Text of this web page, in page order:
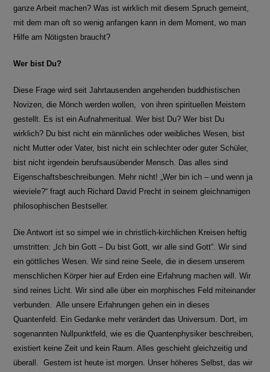
ganze Arbeit machen? Was ist wirklich mit diesem Spruch gemeint,
mit dem man oft so wenig anfangen kann in dem Moment, wo man
Hilfe am Nötigsten braucht?
Wer bist Du?
Diese Frage wird seit Jahrtausenden angehenden buddhistischen
Novizen, die Mönch werden wollen, von ihren spirituellen Meistern
gestellt. Es ist ein Aufnahmeritual. Wer bist Du? Wer bist Du
wirklich? Du bist nicht ein männliches oder weibliches Wesen, bist
nicht Mutter oder Vater, bist nicht ein schlechter oder guter Schüler,
bist nicht irgendein berufsausübender Mensch. Das alles sind
Eigenschaftsbeschreibungen. Mehr nicht! „Wer bin ich – und wenn ja
wieviele?“ fragt auch Richard David Precht in seinem gleichnamigen
philosophischen Bestseller.
Die Antwort ist so simpel wie in christlich-kirchlichen Kreisen heftig
umstritten: „Ich bin Gott – Du bist Gott, wir alle sind Gott“. Wir sind
ein göttliches Wesen. Wir sind reine Seele, die in diesem unserem
menschlichen Körper hier auf Erden eine Erfahrung machen will. Wir
sind reines Licht. Wir sind alle über ein morphisches Feld miteinander
verbunden. Alle unsere Erfahrungen gehen ein in dieses
Quantenfeld. Ein Gedanke mehr verändert das Universum. Dort, im
sogenannten Nullpunktfeld, wie es die Quantenphysiker beschreiben,
existiert keine Zeit und kein Raum. Alles geschieht gleichzeitig und
überall. Gestern ist heute ist morgen. Unser höheres Selbst, das wir